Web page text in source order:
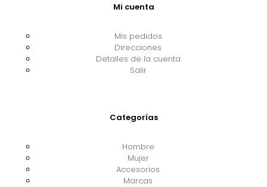
Mi cuenta
Mis pedidos
Direcciones
Detalles de la cuenta
Salir
Categorías
Hombre
Mujer
Accesorios
Marcas